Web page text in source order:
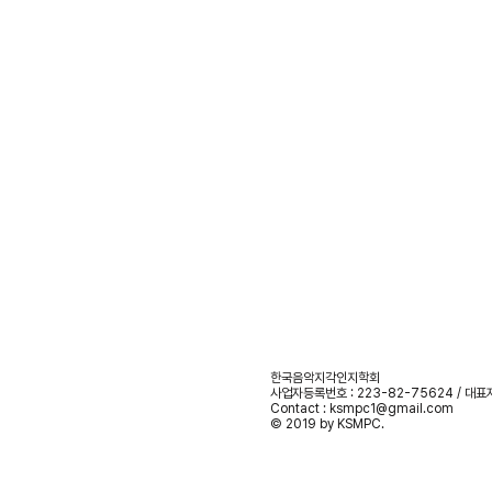
한국음악지각인지학회
사업자등록번호 : 223-82-75624 / 대표
Contact : ksmpc1@gmail.com
© 2019 by KSMPC.